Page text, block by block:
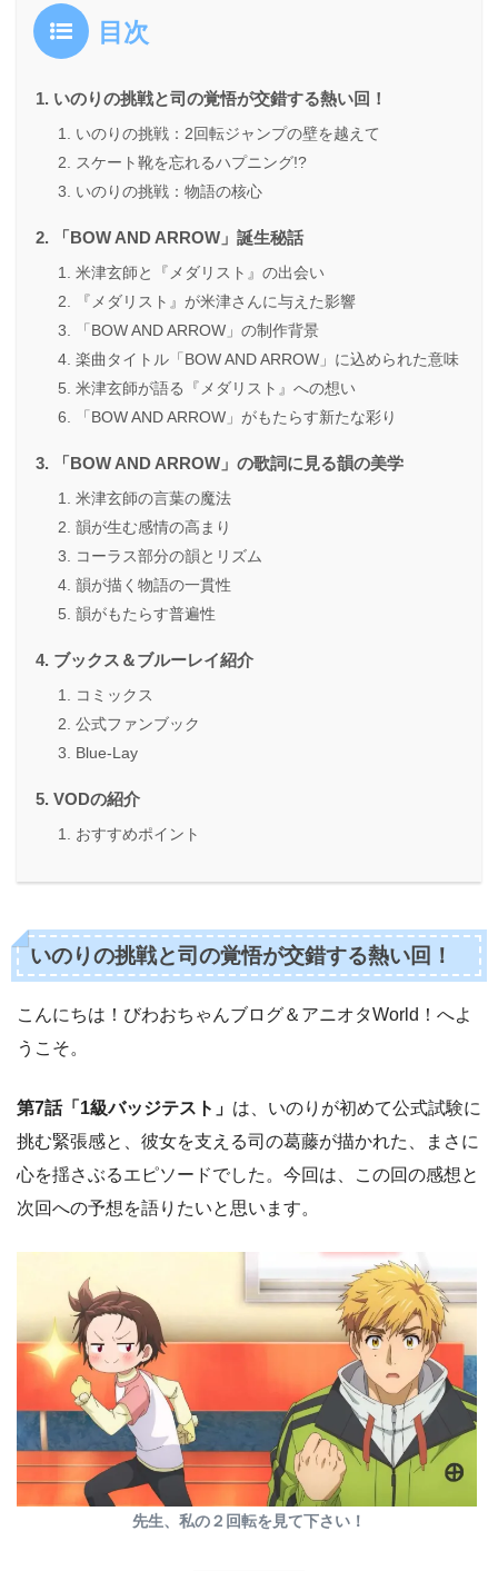
目次
いのりの挑戦と司の覚悟が交錯する熱い回！
いのりの挑戦：2回転ジャンプの壁を越えて
スケート靴を忘れるハプニング!?
いのりの挑戦：物語の核心
「BOW AND ARROW」誕生秘話
米津玄師と『メダリスト』の出会い
『メダリスト』が米津さんに与えた影響
「BOW AND ARROW」の制作背景
楽曲タイトル「BOW AND ARROW」に込められた意味
米津玄師が語る『メダリスト』への想い
「BOW AND ARROW」がもたらす新たな彩り
「BOW AND ARROW」の歌詞に見る韻の美学
米津玄師の言葉の魔法
韻が生む感情の高まり
コーラス部分の韻とリズム
韻が描く物語の一貫性
韻がもたらす普遍性
ブックス＆ブルーレイ紹介
コミックス
公式ファンブック
Blue-Lay
VODの紹介
おすすめポイント
いのりの挑戦と司の覚悟が交錯する熱い回！
こんにちは！びわおちゃんブログ＆アニオタWorld！へよ
うこそ。
第7話「1級バッジテスト」 は、いのりが初めて公式試験に
挑む緊張感と、彼女を支える司の葛藤が描かれた、まさに
心を揺さぶるエピソードでした。今回は、この回の感想と
次回への予想を語りたいと思います。
先生、私の２回転を見て下さい！